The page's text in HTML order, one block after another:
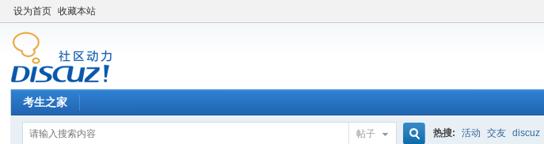
设为首页 收藏本站
考生之家
帖子 热搜: 活动 交友 discuz